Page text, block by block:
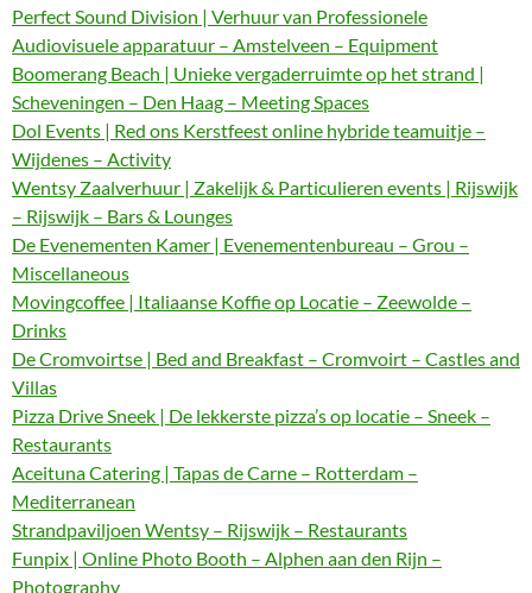
Perfect Sound Division | Verhuur van Professionele
Audiovisuele apparatuur – Amstelveen – Equipment
Boomerang Beach | Unieke vergaderruimte op het strand |
Scheveningen – Den Haag – Meeting Spaces
Dol Events | Red ons Kerstfeest online hybride teamuitje –
Wijdenes – Activity
Wentsy Zaalverhuur | Zakelijk & Particulieren events | Rijswijk
– Rijswijk – Bars & Lounges
De Evenementen Kamer | Evenementenbureau – Grou –
Miscellaneous
Movingcoffee | Italiaanse Koffie op Locatie – Zeewolde –
Drinks
De Cromvoirtse | Bed and Breakfast – Cromvoirt – Castles and
Villas
Pizza Drive Sneek | De lekkerste pizza’s op locatie – Sneek –
Restaurants
Aceituna Catering | Tapas de Carne – Rotterdam –
Mediterranean
Strandpaviljoen Wentsy – Rijswijk – Restaurants
Funpix | Online Photo Booth – Alphen aan den Rijn –
Photography